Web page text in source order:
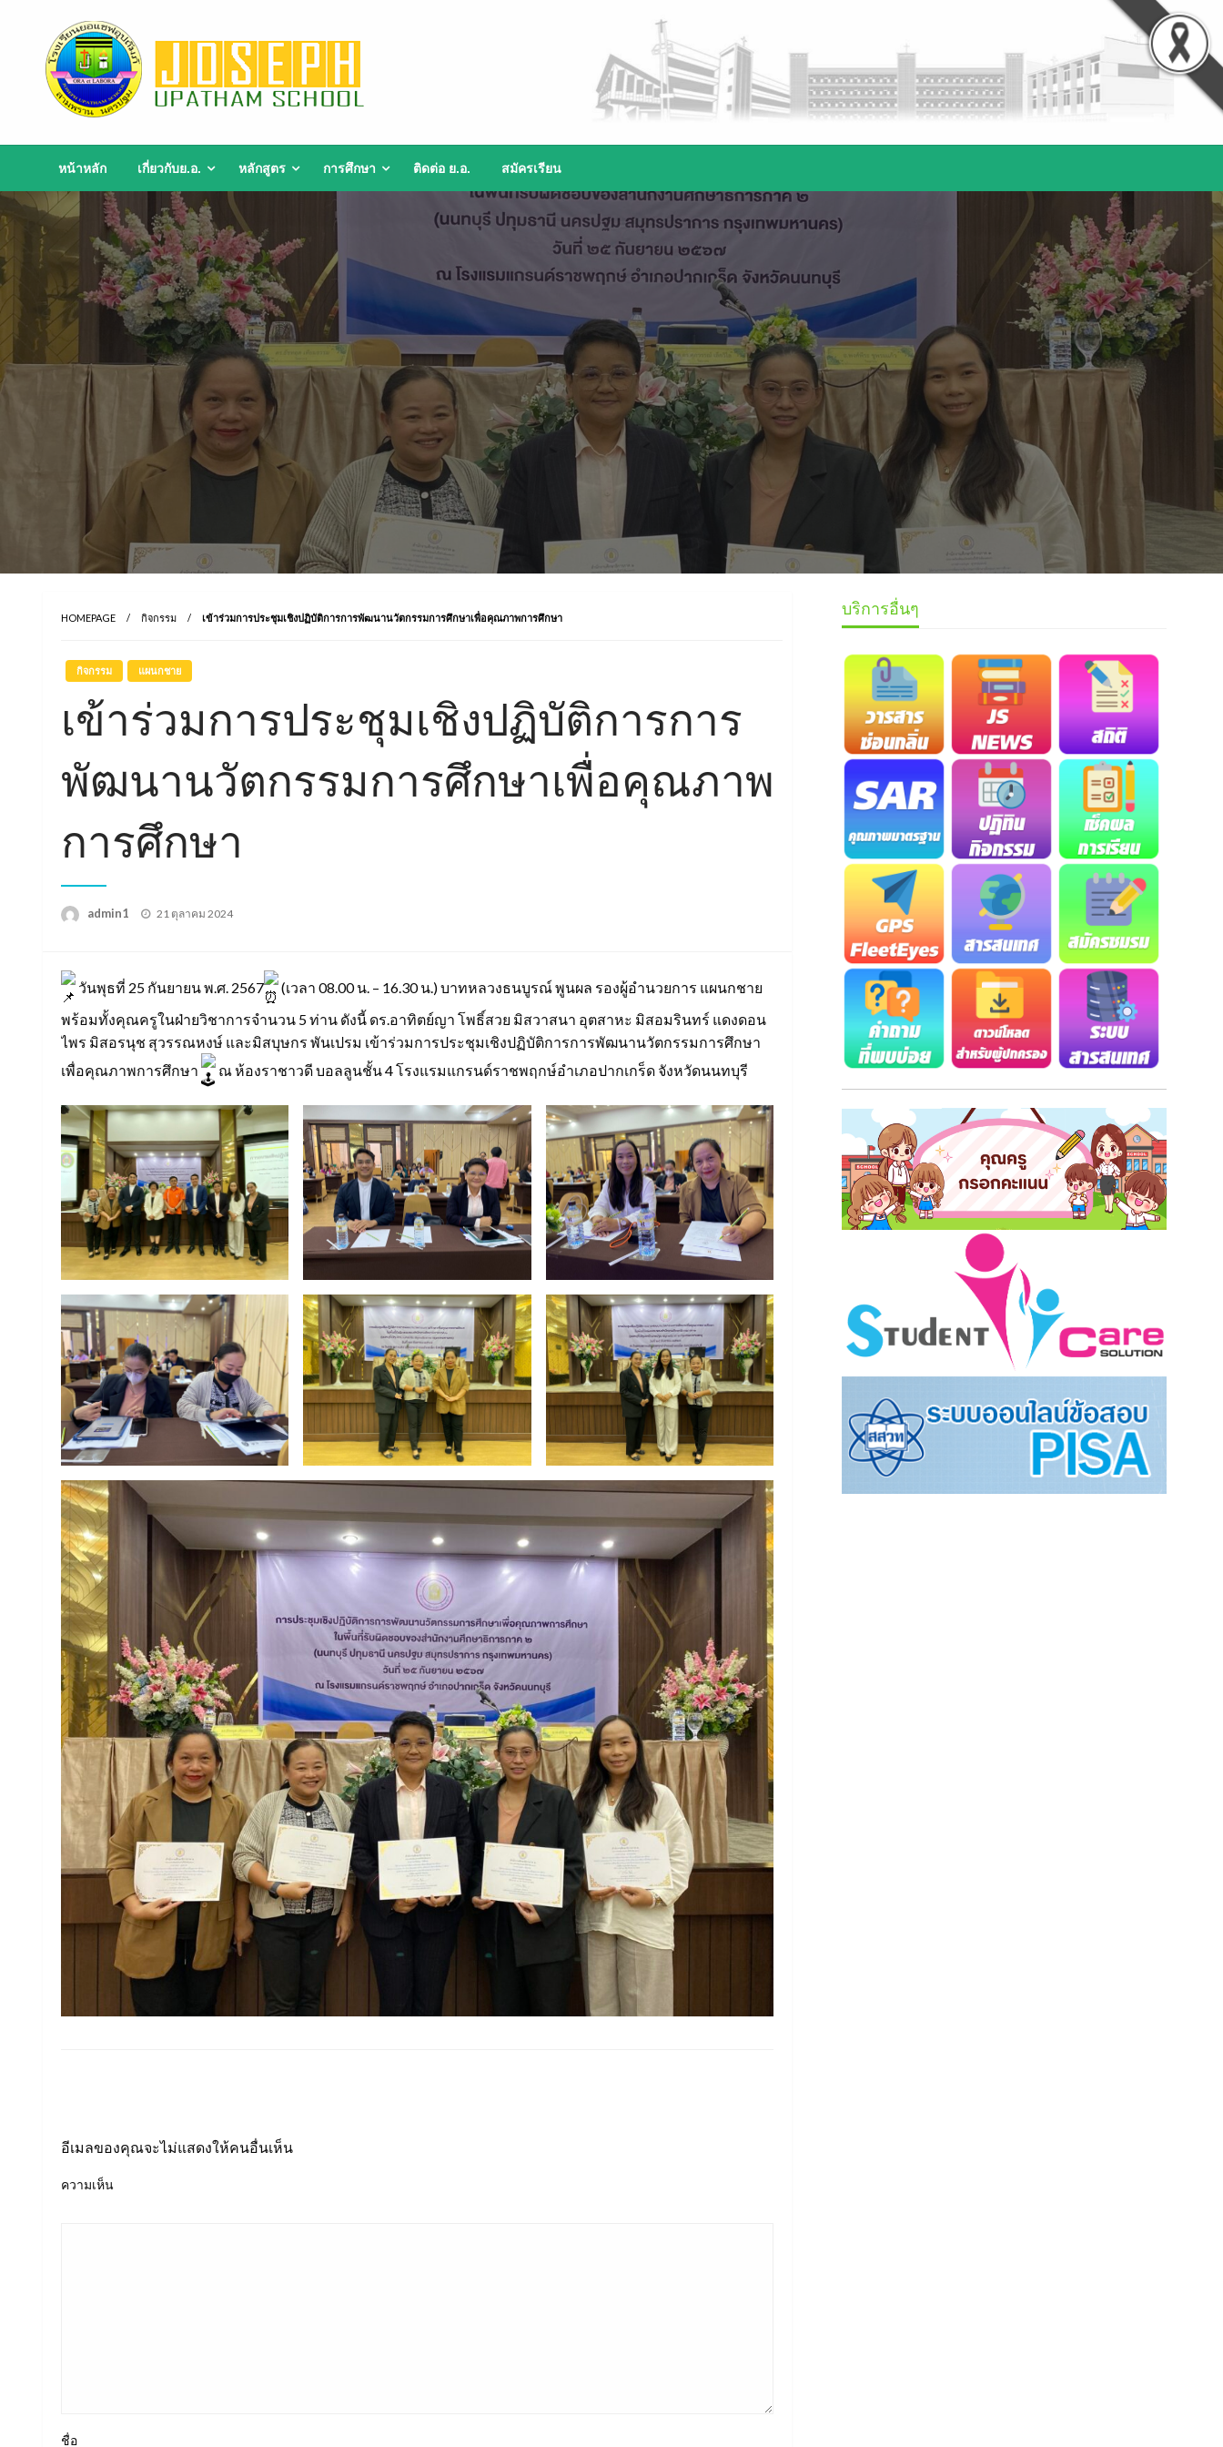
content
หน้าหลัก เกี่ยวกับย.อ. หลักสูตร การศึกษา ติดต่อ ย.อ. สมัครเรียน
HOMEPAGE กิจกรรม เข้าร่วมการประชุมเชิงปฏิบัติการการพัฒนานวัตกรรมการศึกษาเพื่อคุณภาพการศึกษา
กิจกรรม แผนกชาย
เข้าร่วมการประชุมเชิงปฏิบัติการการ
พัฒนานวัตกรรมการศึกษาเพื่อคุณภาพ
การศึกษา
admin1
Posted
21 ตุลาคม 2024
วันพุธที่ 25 กันยายน พ.ศ. 2567
(เวลา 08.00 น. – 16.30 น.) บาทหลวงธนบูรณ์ พูนผล รองผู้อำนวยการ แผนกชาย
พร้อมทั้งคุณครูในฝ่ายวิชาการจำนวน 5 ท่าน ดังนี้ ดร.อาทิตย์ญา โพธิ์สวย มิสวาสนา อุตสาหะ มิสอมรินทร์ แดงดอน
ไพร มิสอรนุช สุวรรณหงษ์ และมิสบุษกร พันเปรม เข้าร่วมการประชุมเชิงปฏิบัติการการพัฒนานวัตกรรมการศึกษา
เพื่อคุณภาพการศึกษา
ณ ห้องราชาวดี บอลลูนชั้น 4 โรงแรมแกรนด์ราชพฤกษ์อำเภอปากเกร็ด จังหวัดนนทบุรี
อีเมลของคุณจะไม่แสดงให้คนอื่นเห็น
ความเห็น
ชื่อ
บริการอื่นๆ